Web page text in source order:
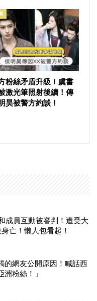
粉絲矛盾升級！虞書
激光筆照射後續！傳
昊被警方約談！
成員互動被審判！遭受大
亡！懶人包看起！
的網友公開原因！喊話西
粉絲！」